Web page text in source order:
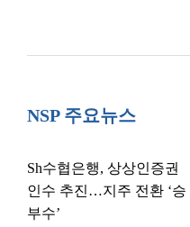
NSP 주요뉴스
Sh수협은행, 상상인증권
인수 추진…지주 전환 ‘승
부수’